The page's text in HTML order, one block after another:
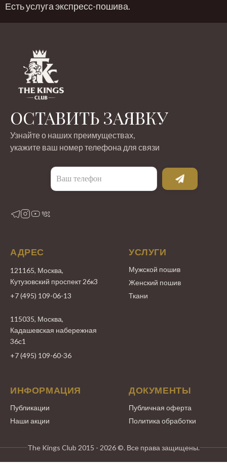
Есть услуга экспресс-пошива.
ОСТАВИТЬ ЗАЯВКУ
Узнайте о наших преимуществах,
укажите ваш номер телефона для связи
АДРЕС
121165, Москва,
Кутузовский проспект 26к3
+7 (495) 109-06-13
115035, Москва,
Кадашевская набережная
36с1
+7 (495) 109-60-36
УСЛУГИ
Мужской пошив
Женский пошив
Ткани
ИНФОРМАЦИЯ
Публикации
Наши акции
ДОКУМЕНТЫ
Публичная оферта
Политика обработки
The Kings Club 2015 - 2026 ©. Все права защищены.